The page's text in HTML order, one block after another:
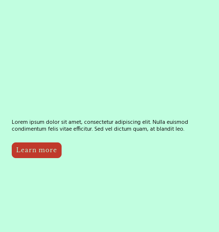
Lorem ipsum dolor sit amet, consectetur adipiscing elit. Nulla euismod
condimentum felis vitae efficitur. Sed vel dictum quam, at blandit leo.
Learn more